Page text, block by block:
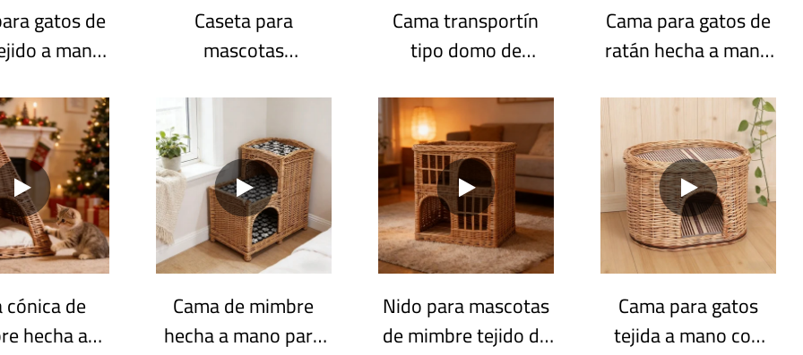
gatos de
a mano
de mimbre
para
múltiples
Caseta para
mascotas
mano con arco de
mimbre natural |
Transportín para
mascotas
personalizable al por
mayor con cuero y
herrajes
Cama transportín
tipo domo de
hecha a mano de
Basketgem | Casa
para gatos
personalizable al por
mayor con asa
Cama para gatos de
ratán hecha a mano
lágrima | Nido
personalizable para
gatos y mascotas
pequeñas | Nido
colgante y de suelo
con cojín
cónica de
hecha a
Cama de mimbre
hecha a mano para
Nido para mascotas
de mimbre tejido de
Cama para gatos
tejida a mano con